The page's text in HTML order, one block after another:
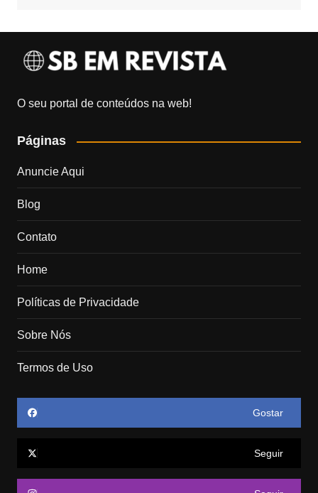
O seu portal de conteúdos na web!
Páginas
Anuncie Aqui
Blog
Contato
Home
Políticas de Privacidade
Sobre Nós
Termos de Uso
Gostar
Seguir